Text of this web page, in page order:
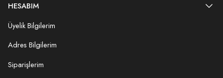
HESABIM
Üyelik Bilgilerim
Adres Bilgilerim
Siparişlerim